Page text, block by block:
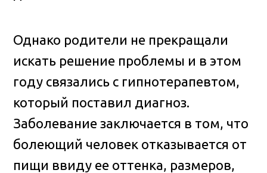
Однако родители не прекращали
искать решение проблемы и в этом
году связались с гипнотерапевтом,
который поставил диагноз.
Заболевание заключается в том, что
болеющий человек отказывается от
пищи ввиду ее оттенка, размеров,